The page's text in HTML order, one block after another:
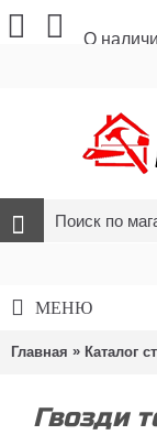
О
МЕНЮ
Главная » Каталог
Гвозди